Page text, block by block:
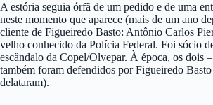
A estória seguia órfã de um pedido e de uma
neste momento que aparece (mais de um ano
cliente de Figueiredo Basto: Antônio Carlos
velho conhecido da Polícia Federal. Foi sócio
escândalo da Copel/Olvepar. À época, os dois
também foram defendidos por Figueiredo
delataram).